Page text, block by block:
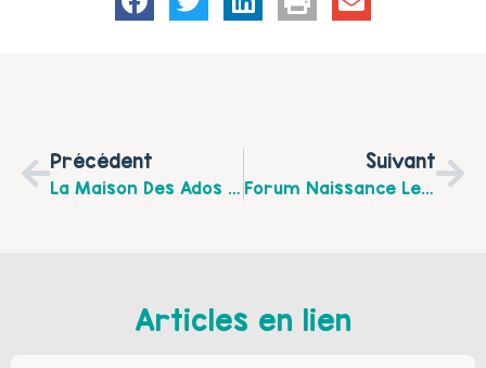
Précédent
La Maison Des Ados De Saint-Omer Organise Une Pièce De Théâtre Le 1er Avril À 15 H Afin De Découvrir Comment Déceler Les Premiers Signes De Radicalisation Chez Les Ados
Suivant
Forum Naissance Le Jeudi 14 Mai 2020 De 14 H À 18 H À Stella Plage, Maison Du Temps Libre
Articles en lien